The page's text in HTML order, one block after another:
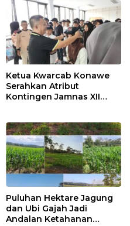
Ketua Kwarcab Konawe
Serahkan Atribut
Kontingen Jamnas XII
Puluhan Hektare Jagung
dan Ubi Gajah Jadi
Andalan Ketahanan